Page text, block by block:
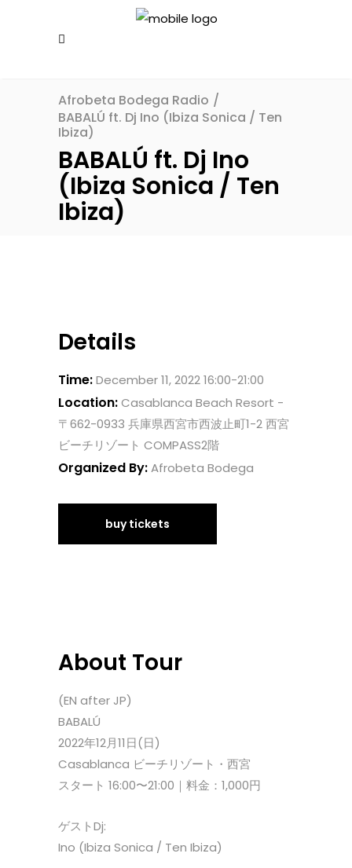
Afrobeta Bodega Radio /
BABALÚ ft. Dj Ino (Ibiza Sonica / Ten
Ibiza)
BABALÚ ft. Dj Ino
(Ibiza Sonica / Ten
Ibiza)
Details
Time:December 11, 2022 16:00-21:00
Location:Casablanca Beach Resort -
〒662-0933 兵庫県西宮市西波止町1-2 西宮
ビーチリゾート COMPASS2階
Organized By:Afrobeta Bodega
buy tickets
About Tour
(EN after JP)
BABALÚ
2022年12月11日(日)
Casablanca ビーチリゾート・西宮
スタート 16:00〜21:00｜料金：1,000円
ゲストDj:
Ino (Ibiza Sonica / Ten Ibiza)